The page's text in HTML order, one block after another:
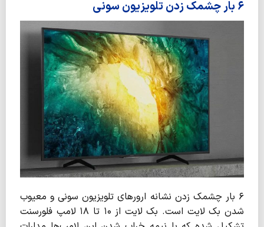
۶ بار چشمک زدن تلویزیون سونی
۶ بار چشمک زدن نشانه ارورهای تلویزیون سونی و معیوب
شدن بک لایت است. بک لایت از ۱۰ تا ۱۸ لامپ فلورسنت